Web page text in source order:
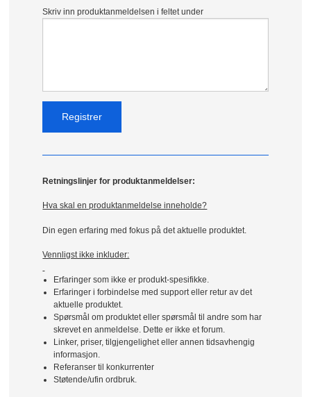
Skriv inn produktanmeldelsen i feltet under
Retningslinjer for produktanmeldelser:
Hva skal en produktanmeldelse inneholde?
Din egen erfaring med fokus på det aktuelle produktet.
Vennligst ikke inkluder:
Erfaringer som ikke er produkt-spesifikke.
Erfaringer i forbindelse med support eller retur av det
aktuelle produktet.
Spørsmål om produktet eller spørsmål til andre som har
skrevet en anmeldelse. Dette er ikke et forum.
Linker, priser, tilgjengelighet eller annen tidsavhengig
informasjon.
Referanser til konkurrenter
Støtende/ufin ordbruk.